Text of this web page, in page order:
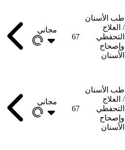
طب الأسنان
/ العلاج
التحفظي
وإصحاح
الأسنان
67
مجاني
طب الأسنان
/ العلاج
التحفظي
وإصحاح
الأسنان
67
مجاني